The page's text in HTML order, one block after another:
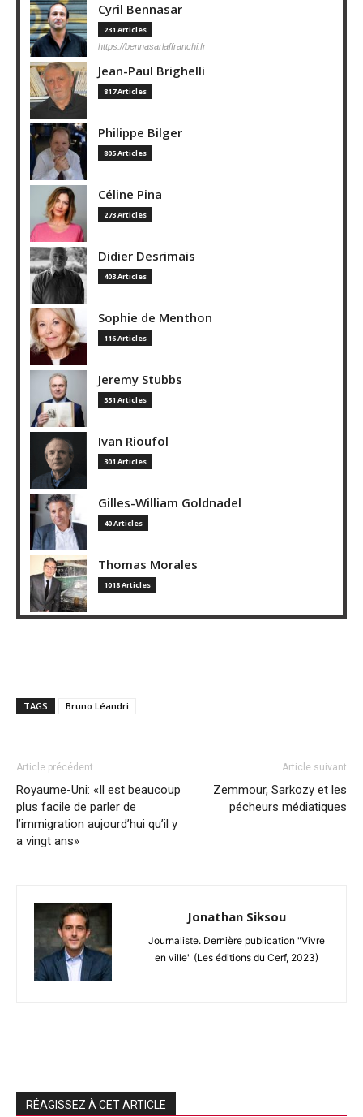
Cyril Bennasar
231 Articles
https://bennasarlaffranchi.fr
Jean-Paul Brighelli
817 Articles
Philippe Bilger
805 Articles
Céline Pina
273 Articles
Didier Desrimais
403 Articles
Sophie de Menthon
116 Articles
Jeremy Stubbs
351 Articles
Ivan Rioufol
301 Articles
Gilles-William Goldnadel
40 Articles
Thomas Morales
1018 Articles
TAGS Bruno Léandri
Article précédent
Royaume-Uni: «Il est beaucoup
plus facile de parler de
l’immigration aujourd’hui qu’il y
a vingt ans»
Article suivant
Zemmour, Sarkozy et les
pécheurs médiatiques
Jonathan Siksou
Journaliste. Dernière publication "Vivre
en ville" (Les éditions du Cerf, 2023)
RÉAGISSEZ À CET ARTICLE